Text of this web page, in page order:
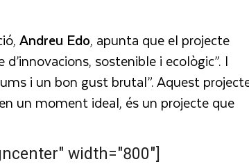
Andreu Edo, apunta que el projecte
sostenible i ecològic”. I
i un bon gust brutal”. Aquest
un moment ideal, és un projecte que
width="800"]